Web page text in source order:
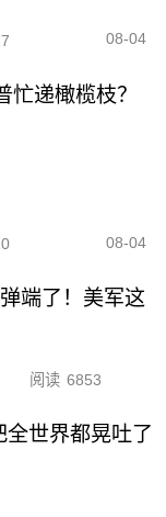
08-04
递橄榄枝？
08-04
端了！美军这
阅读 6853
世界都晃吐了